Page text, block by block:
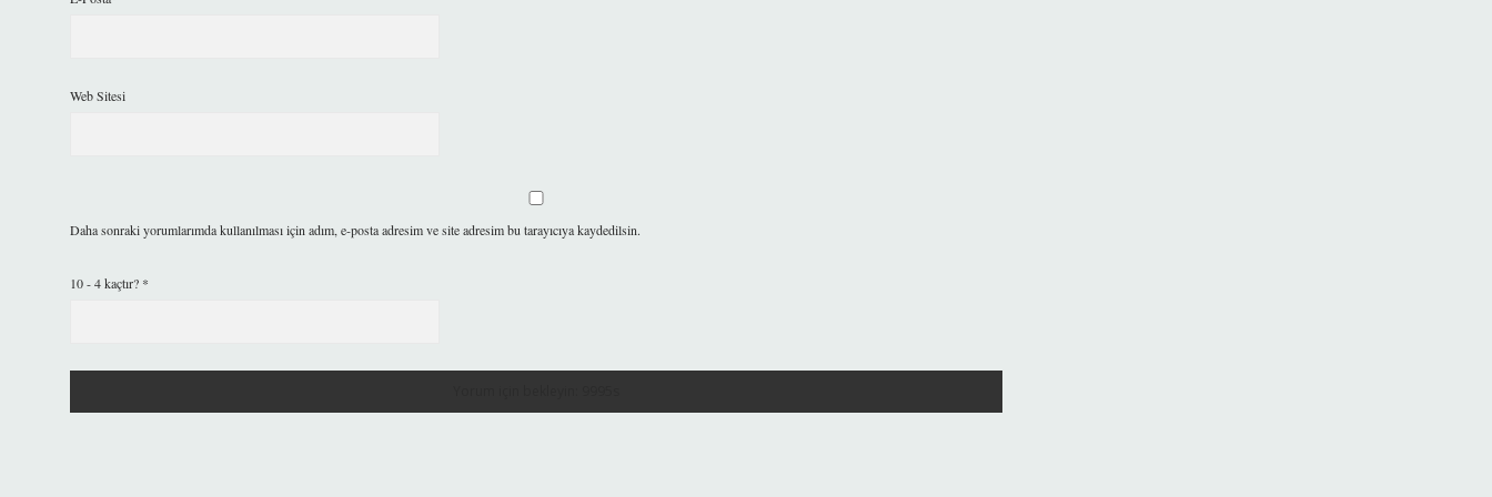
Web Sitesi
Daha sonraki yorumlarımda kullanılması için adım, e-posta adresim ve site adresim bu tarayıcıya kaydedilsin.
10 - 4 kaçtır? *